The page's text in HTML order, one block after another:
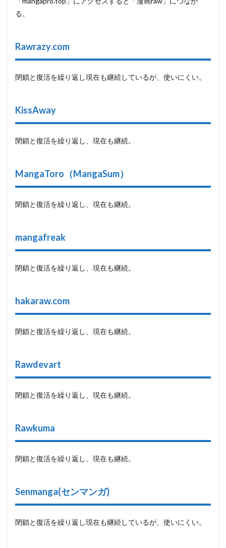
る。
Rawrazy.com
閉鎖と復活を繰り返し現在も継続しているが、使いにくい。
KissAway
閉鎖と復活を繰り返し、現在も継続。
MangaToro（MangaSum）
閉鎖と復活を繰り返し、現在も継続。
mangafreak
閉鎖と復活を繰り返し、現在も継続。
hakaraw.com
閉鎖と復活を繰り返し、現在も継続。
Rawdevart
閉鎖と復活を繰り返し、現在も継続。
Rawkuma
閉鎖と復活を繰り返し、現在も継続。
Senmanga(センマンガ)
閉鎖と復活を繰り返し現在も継続しているが、使いにくい。